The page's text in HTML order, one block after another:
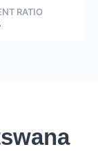
RATIO